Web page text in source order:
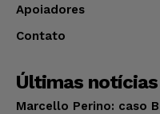
Apoiadores
Contato
Últimas notícias
Marcello Perino: caso